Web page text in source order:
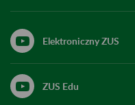
Elektroniczny ZUS
ZUS Edu